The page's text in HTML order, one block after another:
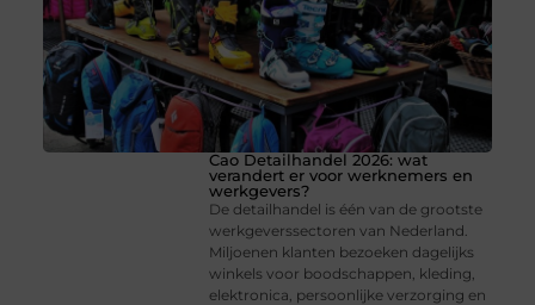
Cao Detailhandel 2026: wat
verandert er voor werknemers en
werkgevers?
De detailhandel is één van de grootste
werkgeverssectoren van Nederland.
Miljoenen klanten bezoeken dagelijks
winkels voor boodschappen, kleding,
elektronica, persoonlijke verzorging en